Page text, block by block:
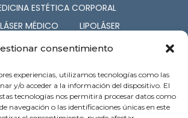
consentimiento
experiencias, utilizamos tecnologías como las
y/o acceder a la información del dispositivo. El
tecnologías nos permitirá procesar datos como
navegación o las identificaciones únicas en este
ESTÉTICA CORPORAL
MÉDICO
LIPOLÁSER
ESTÉTICA
COSMETOLOGÍA
SERV. ASOCIADOS
de Pinopar 12-1º. Palma de